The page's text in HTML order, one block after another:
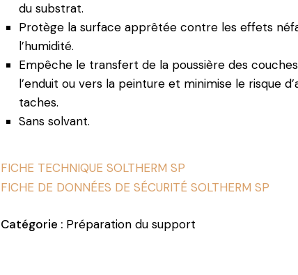
du substrat.
Protège la surface apprêtée contre les effets
l’humidité.
Empêche le transfert de la poussière des
l’enduit ou vers la peinture et minimise le risque
taches.
Sans solvant.
FICHE TECHNIQUE SOLTHERM SP
FICHE DE DONNÉES DE SÉCURITÉ SOLTHERM SP
Catégorie : Préparation du support